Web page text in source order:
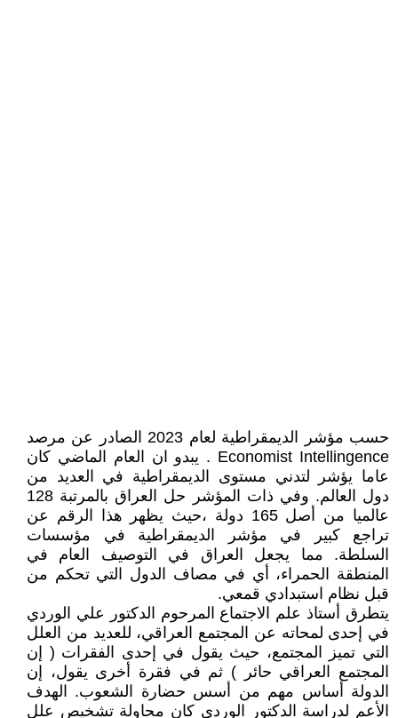
حسب مؤشر الديمقراطية لعام 2023 الصادر عن مرصد
Economist Intellingence . يبدو ان العام الماضي كان
عاما يؤشر لتدني مستوى الديمقراطية في العديد من
دول العالم. وفي ذات المؤشر حل العراق بالمرتبة 128
عالميا من أصل 165 دولة ،حيث يظهر هذا الرقم عن
تراجع كبير في مؤشر الديمقراطية في مؤسسات
السلطة. مما يجعل العراق في التوصيف العام في
المنطقة الحمراء، أي في مصاف الدول التي تحكم من
قبل نظام استبدادي قمعي.
يتطرق أستاذ علم الاجتماع المرحوم الدكتور علي الوردي
في إحدى لمحاته عن المجتمع العراقي، للعديد من العلل
التي تميز المجتمع، حيث يقول في إحدى الفقرات ( إن
المجتمع العراقي حائر ) ثم في فقرة أخرى يقول، إن
الدولة أساس مهم من أسس حضارة الشعوب. الهدف
الأعم لدراسة الدكتور الوردي كان محاولة تشخيص علل